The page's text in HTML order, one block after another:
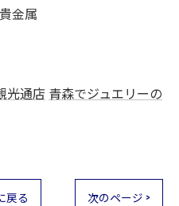
金属
光通店 青森でジュエリーの
戻る 次のページ >